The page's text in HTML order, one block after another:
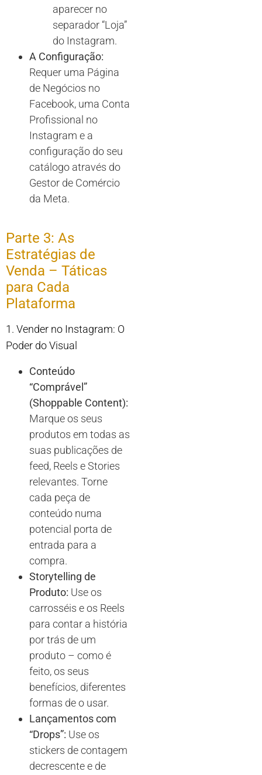
aparecer no
separador “Loja”
do Instagram.
A Configuração:
Requer uma Página
de Negócios no
Facebook, uma Conta
Profissional no
Instagram e a
configuração do seu
catálogo através do
Gestor de Comércio
da Meta.
Parte 3: As
Estratégias de
Venda – Táticas
para Cada
Plataforma
1. Vender no Instagram: O
Poder do Visual
Conteúdo
“Comprável”
(Shoppable Content):
Marque os seus
produtos em todas as
suas publicações de
feed, Reels e Stories
relevantes. Torne
cada peça de
conteúdo numa
potencial porta de
entrada para a
compra.
Storytelling de
Produto: Use os
carrosséis e os Reels
para contar a história
por trás de um
produto – como é
feito, os seus
benefícios, diferentes
formas de o usar.
Lançamentos com
“Drops”: Use os
stickers de contagem
decrescente e de